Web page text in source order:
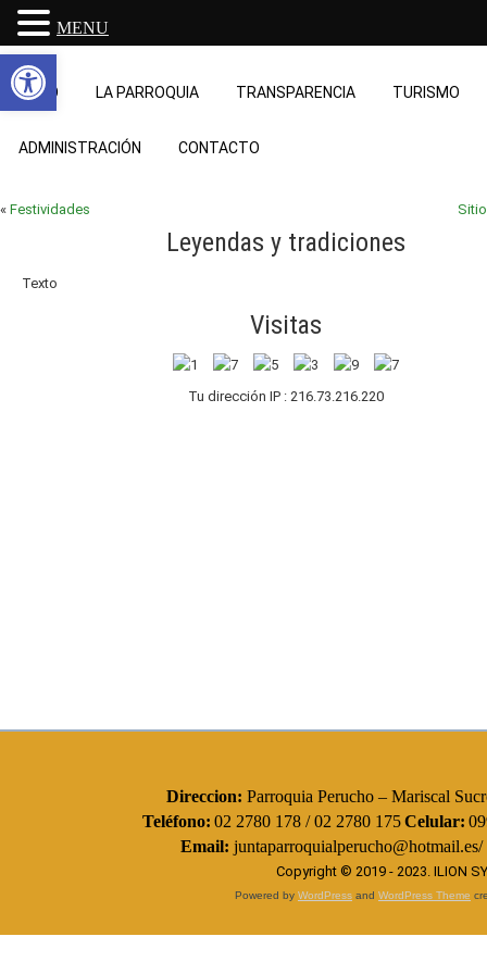
INICIO LA PARROQUIA TRANSPARENCIA TURISMO
ADMINISTRACIÓN CONTACTO
« Festividades
Leyendas y tradiciones
Texto
Visitas
Tu dirección IP : 216.73.216.220
Direccion: Parroquia Perucho – Mariscal
Teléfono: 02 2780 178 / 02 2780 175Celular:
Email:
Copyright © 2019 - 2023. ILION
Powered by WordPress and WordPress Theme
MENU
Abrir barra de herramientas